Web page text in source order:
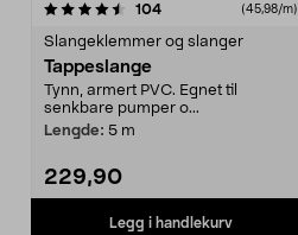
104anmeldelser(45,98/m)
Slangeklemmer og slanger
Tappeslange
Tynn, armert PVC. Egnet til
senkbare pumper o...
Lengde: 5 m
229,90
Legg i handlekurv
4.5av 5 stjerner